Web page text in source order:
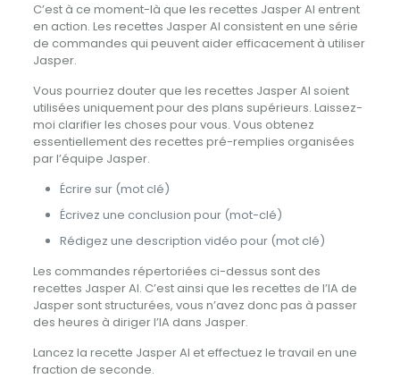
C’est à ce moment-là que les recettes Jasper AI entrent
en action. Les recettes Jasper AI consistent en une série
de commandes qui peuvent aider efficacement à utiliser
Jasper.
Vous pourriez douter que les recettes Jasper AI soient
utilisées uniquement pour des plans supérieurs. Laissez-
moi clarifier les choses pour vous. Vous obtenez
essentiellement des recettes pré-remplies organisées
par l’équipe Jasper.
Écrire sur (mot clé)
Écrivez une conclusion pour (mot-clé)
Rédigez une description vidéo pour (mot clé)
Les commandes répertoriées ci-dessus sont des
recettes Jasper AI. C’est ainsi que les recettes de l’IA de
Jasper sont structurées, vous n’avez donc pas à passer
des heures à diriger l’IA dans Jasper.
Lancez la recette Jasper AI et effectuez le travail en une
fraction de seconde.